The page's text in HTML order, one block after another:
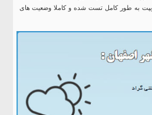
به طور کامل تست شده و کاملا وضعیت های